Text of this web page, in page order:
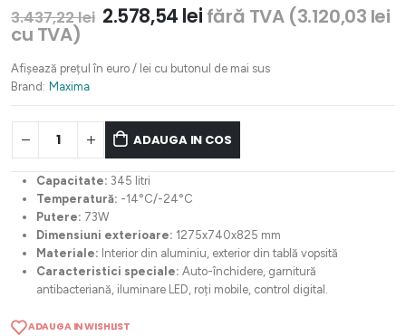
3.437,22lei Prețul
fost:
2.578,54 leiPrețul
2.578,54 lei.
fără TVA (3.120,03 lei
cu TVA)
Afișează prețul în euro / lei cu butonul de mai sus
Brand: Maxima
ADAUGA IN COS
Capacitate: 345 litri
Temperatură: -14°C/-24°C
Putere: 73W
Dimensiuni exterioare: 1275x740x825 mm
Materiale: Interior din aluminiu, exterior din tablă vopsită
Caracteristici speciale: Auto-închidere, garnitură
antibacteriană, iluminare LED, roți mobile, control digital.
ADAUGA IN WISHLIST